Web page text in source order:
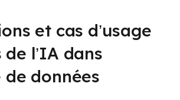
et cas d’usage
l’IA dans
de données